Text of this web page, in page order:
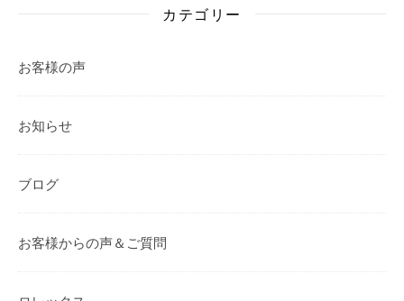
カテゴリー
お客様の声
お知らせ
ブログ
お客様からの声＆ご質問